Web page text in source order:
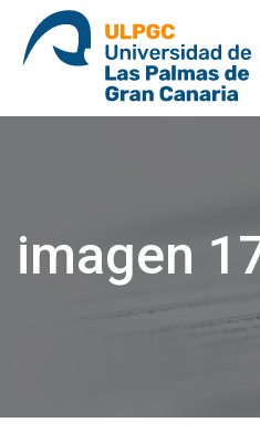
saltar
contenido
imagen